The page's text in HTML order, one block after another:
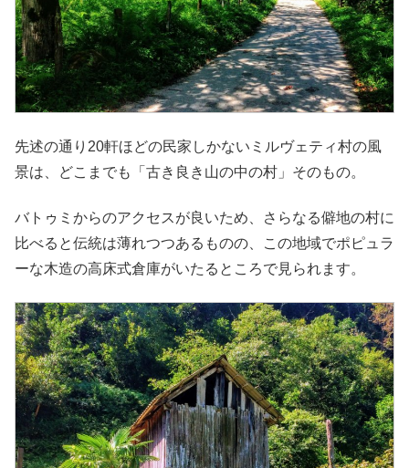
先述の通り20軒ほどの民家しかないミルヴェティ村の風
景は、どこまでも「古き良き山の中の村」そのもの。
バトゥミからのアクセスが良いため、さらなる僻地の村に
比べると伝統は薄れつつあるものの、この地域でポピュラ
ーな木造の高床式倉庫がいたるところで見られます。